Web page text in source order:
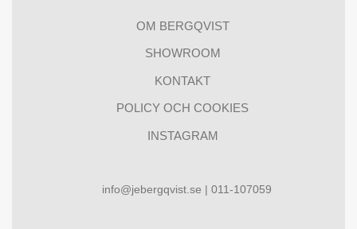
OM BERGQVIST
SHOWROOM
KONTAKT
POLICY OCH COOKIES
INSTAGRAM
info@jebergqvist.se | 011-107059